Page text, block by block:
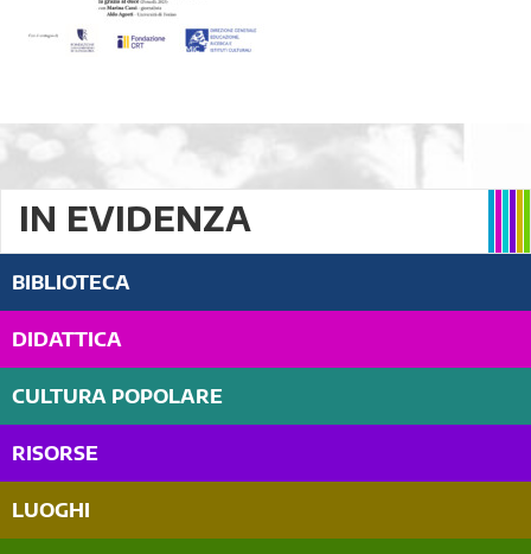
IN EVIDENZA
BIBLIOTECA
DIDATTICA
CULTURA POPOLARE
RISORSE
LUOGHI